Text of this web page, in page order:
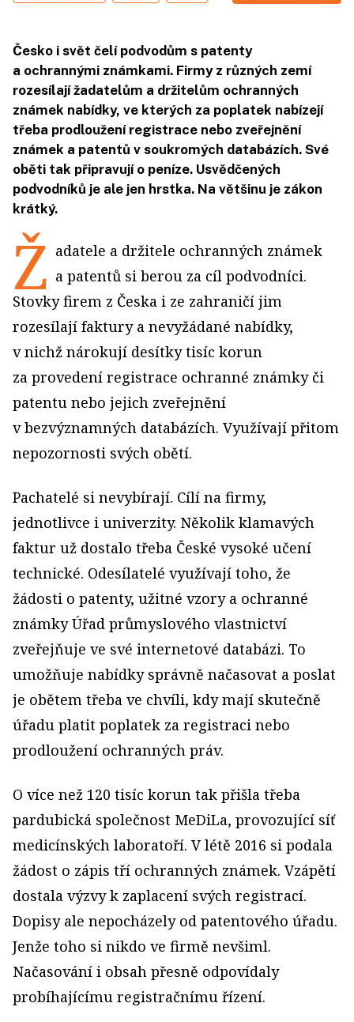
Česko i svět čelí podvodům s patenty
a ochrannými známkami. Firmy z různých zemí
rozesílají žadatelům a držitelům ochranných
známek nabídky, ve kterých za poplatek nabízejí
třeba prodloužení registrace nebo zveřejnění
známek a patentů v soukromých databázích. Své
oběti tak připravují o peníze. Usvědčených
podvodníků je ale jen hrstka. Na většinu je zákon
krátký.
Ž adatele a držitele ochranných známek
a patentů si berou za cíl podvodníci.
Stovky firem z Česka i ze zahraničí jim
rozesílají faktury a nevyžádané nabídky,
v nichž nárokují desítky tisíc korun
za provedení registrace ochranné známky či
patentu nebo jejich zveřejnění
v bezvýznamných databázích. Využívají přitom
nepozornosti svých obětí.
Pachatelé si nevybírají. Cílí na firmy,
jednotlivce i univerzity. Několik klamavých
faktur už dostalo třeba České vysoké učení
technické. Odesílatelé využívají toho, že
žádosti o patenty, užitné vzory a ochranné
známky Úřad průmyslového vlastnictví
zveřejňuje ve své internetové databázi. To
umožňuje nabídky správně načasovat a poslat
je obětem třeba ve chvíli, kdy mají skutečně
úřadu platit poplatek za registraci nebo
prodloužení ochranných práv.
O více než 120 tisíc korun tak přišla třeba
pardubická společnost MeDiLa, provozující síť
medicínských laboratoří. V létě 2016 si podala
žádost o zápis tří ochranných známek. Vzápětí
dostala výzvy k zaplacení svých registrací.
Dopisy ale nepocházely od patentového úřadu.
Jenže toho si nikdo ve firmě nevšiml.
Načasování i obsah přesně odpovídaly
probíhajícímu registračnímu řízení.